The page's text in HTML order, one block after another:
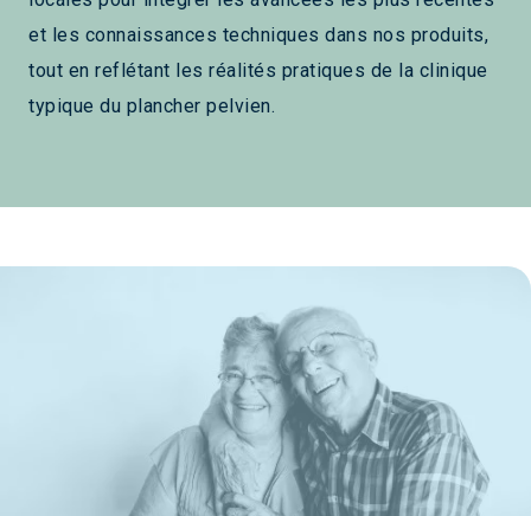
et les connaissances techniques dans nos produits,
tout en reflétant les réalités pratiques de la clinique
typique du plancher pelvien.